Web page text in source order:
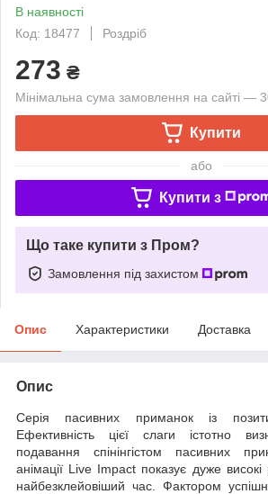
В наявності
Код: 18477
Роздріб
273 ₴
Мінімальна сума замовлення на сайті —
Купити
або
Купити з
Що таке купити з Пром?
Замовлення під захистом
Опис Характеристики Доставка
Опис
Серія пасивних приманок із
Ефективність цієї слаги істотно
подавання спінінгістом пасивних
анімації Live Impact показує дуже високі
найбезклейовіший час. Фактором